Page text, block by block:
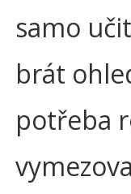
samo
brát
potřeba